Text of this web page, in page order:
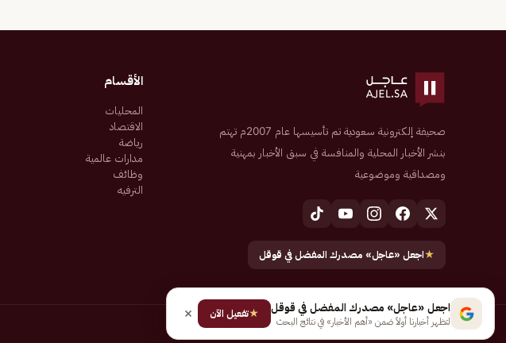
صحيفة إلكترونية سعودية تم تأسيسها عام 2007م تهتم
بنشر الأخبار المحلية والمنافسة في سبق الأخبار بمهنية
ومصداقية وموضوعية
★اجعل «عاجل» مصدرك المفضل في قوقل
الأقسام
المحليات
الاقتصاد
رياضة
مدارات عالمية
وظائف
الترفيه
جميع الحقوق محفوظة لـ شركة إيجاز للنشر الإلكتروني المالكة لصحيفة عاجل
اجعل «عاجل» مصدرك المفضل في قوقل
لتظهر أخبارنا أولاً ضمن «أهم الأخبار» في نتائج البحث
★تفعيل الآن